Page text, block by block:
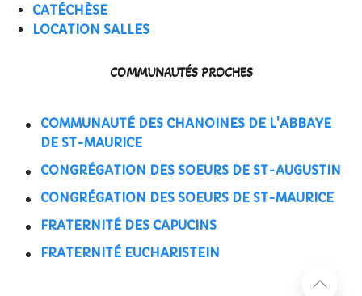
CATÉCHÈSE
LOCATION SALLES
COMMUNAUTÉS PROCHES
COMMUNAUTÉ DES CHANOINES DE L'ABBAYE
DE ST-MAURICE
CONGRÉGATION DES SOEURS DE ST-AUGUSTIN
CONGRÉGATION DES SOEURS DE ST-MAURICE
FRATERNITÉ DES CAPUCINS
FRATERNITÉ EUCHARISTEIN